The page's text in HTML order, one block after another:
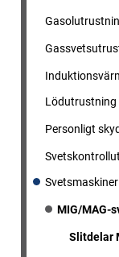
Lödutrustning
Personligt
Svetsmaskiner
MIG/MAG-
Slitdelar